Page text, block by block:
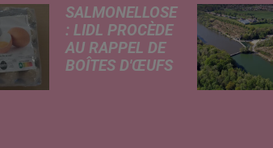
SALMONELLOSE
: LIDL PROCÈDE
AU RAPPEL DE
BOÎTES D'ŒUFS